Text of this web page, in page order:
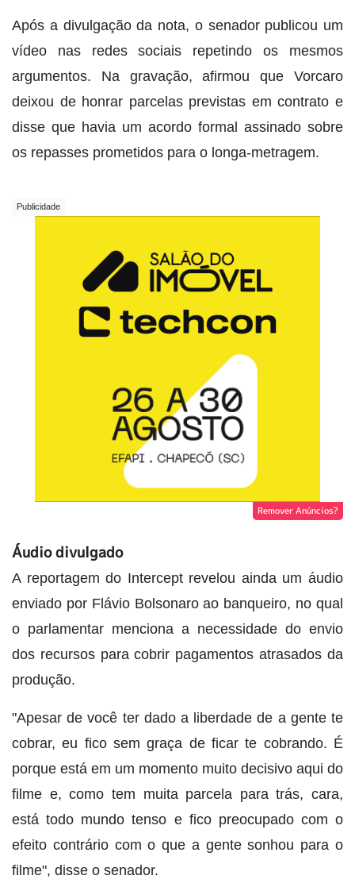
Após a divulgação da nota, o senador publicou um
vídeo nas redes sociais repetindo os mesmos
argumentos. Na gravação, afirmou que Vorcaro
deixou de honrar parcelas previstas em contrato e
disse que havia um acordo formal assinado sobre
os repasses prometidos para o longa-metragem.
Remover Anúncios?
Áudio divulgado
A reportagem do Intercept revelou ainda um áudio
enviado por Flávio Bolsonaro ao banqueiro, no qual
o parlamentar menciona a necessidade do envio
dos recursos para cobrir pagamentos atrasados da
produção.
"Apesar de você ter dado a liberdade de a gente te
cobrar, eu fico sem graça de ficar te cobrando. É
porque está em um momento muito decisivo aqui do
filme e, como tem muita parcela para trás, cara,
está todo mundo tenso e fico preocupado com o
efeito contrário com o que a gente sonhou para o
filme", disse o senador.